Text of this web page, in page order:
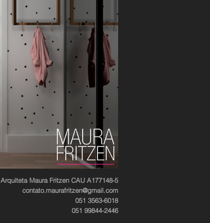
Arquiteta Maura Fritzen CAU A177148-5
contato.maurafritzen@gmail.com
051 3563-6018
051 99844-2446